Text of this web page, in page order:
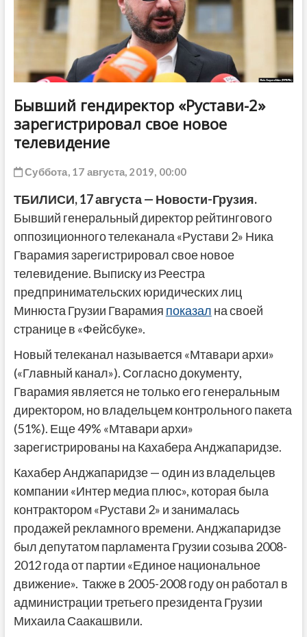
Бывший гендиректор «Рустави-2»
зарегистрировал свое новое
телевидение
Суббота, 17 августа, 2019, 00:00
ТБИЛИСИ, 17 августа — Новости-Грузия.
Бывший генеральный директор рейтингового
оппозиционного телеканала «Рустави 2» Ника
Гварамия зарегистрировал свое новое
телевидение. Выписку из Реестра
предпринимательских юридических лиц
Минюста Грузии Гварамия показал на своей
странице в «Фейсбуке».
Новый телеканал называется «Мтавари архи»
(«Главный канал»). Согласно документу,
Гварамия является не только его генеральным
директором, но владельцем контрольного пакета
(51%). Еще 49% «Мтавари архи»
зарегистрированы на Кахабера Анджапаридзе.
Кахабер Анджапаридзе — один из владельцев
компании «Интер медиа плюс», которая была
контрактором «Рустави 2» и занималась
продажей рекламного времени. Анджапаридзе
был депутатом парламента Грузии созыва 2008-
2012 года от партии «Единое национальное
движение». Также в 2005-2008 году он работал в
администрации третьего президента Грузии
Михаила Саакашвили.